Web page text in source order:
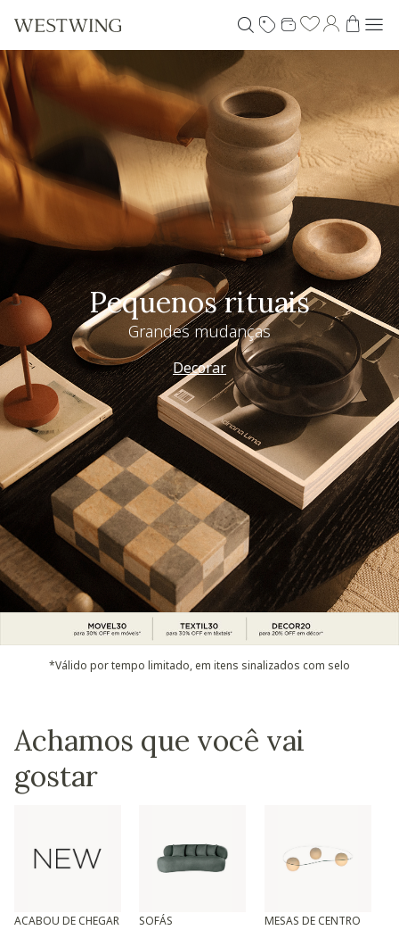
Pequenos rituais
Grandes mudanças
Decorar
*Válido por tempo limitado, em itens sinalizados com selo
Achamos que você vai
gostar
ACABOU DE CHEGAR SOFÁS MESAS DE CENTRO